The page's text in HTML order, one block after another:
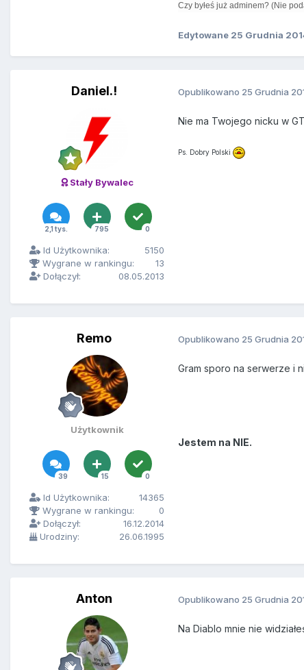
Czy byłeś już adminem? (Nie
Edytowane 25 Grudnia
Daniel.!
Stały Bywalec
2,1 tys. 795 0
Id Użytkownika:
5150
Wygrane w rankingu:
13
Dołączył:
08.05.2013
Opublikowano 25 Grudnia
Nie ma Twojego nicku w
Ps. Dobry Polski
Remo
Użytkownik
39 15 0
Id Użytkownika:
14365
Wygrane w rankingu:
0
Dołączył:
16.12.2014
Urodziny:
26.06.1995
Opublikowano 25 Grudnia
Gram sporo na serwerze i
Jestem na NIE.
Anton Opublikowano 25 Grudnia
Na Diablo mnie nie